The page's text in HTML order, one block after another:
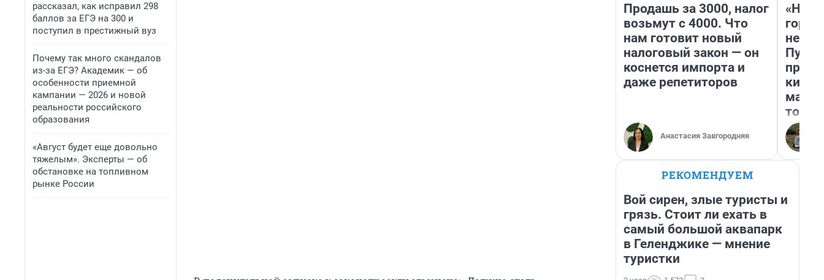
рассказал, как исправил 298
баллов за ЕГЭ на 300 и
поступил в престижный вуз
Почему так много скандалов
из-за ЕГЭ? Академик — об
особенности приемной
кампании — 2026 и новой
реальности российского
образования
«Август будет еще довольно
тяжелым». Эксперты — об
обстановке на топливном
рынке России
Продашь за 3000, налог
возьмут с 4000. Что
нам готовит новый
налоговый закон — он
коснется импорта и
даже репетиторов
Анастасия Завгородняя
«Нет
того
РЕКОМЕНДУЕМ
Вой сирен, злые туристы и
грязь. Стоит ли ехать в
самый большой аквапарк
в Геленджике — мнение
туристки